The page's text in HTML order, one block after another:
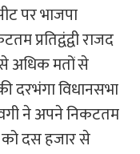
पर भाजपा
प्रतिद्वंद्वी राजद
से अधिक मतों से
दरभंगा विधानसभा
ने अपने निकटतम
को दस हजार से